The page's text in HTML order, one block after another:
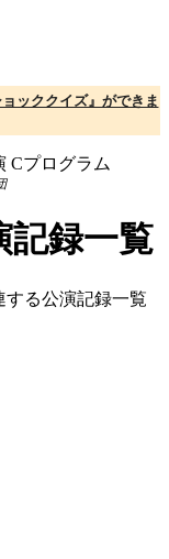
ッククイズ』ができま
記録一覧
する公演記録一覧